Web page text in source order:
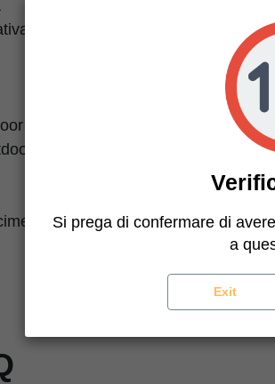
Cime dense con tricomi, verde
Si prega di confermare di
a
Exit